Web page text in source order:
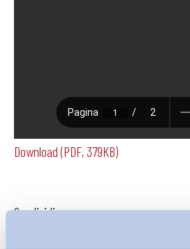
Download (PDF, 379KB)
Condividi su: